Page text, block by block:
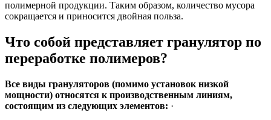
полимерной продукции. Таким образом, количество мусора
сокращается и приносится двойная польза.
Что собой представляет гранулятор по
переработке полимеров?
Все виды грануляторов (помимо установок низкой
мощности) относятся к производственным линиям,
состоящим из следующих элементов: ·